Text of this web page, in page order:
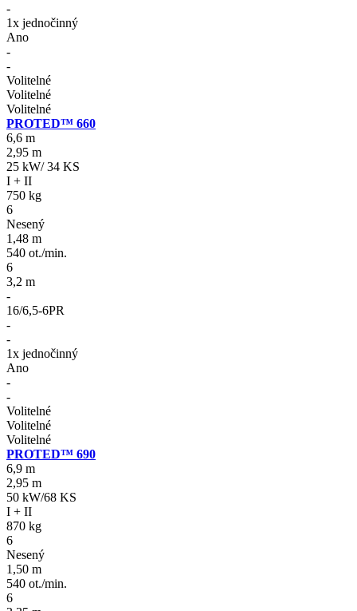
-
1x jednočinný
Ano
-
-
Volitelné
Volitelné
Volitelné
PROTED™ 660
6,6 m
2,95 m
25 kW/ 34 KS
I + II
750 kg
6
Nesený
1,48 m
540 ot./min.
6
3,2 m
-
16/6,5-6PR
-
-
1x jednočinný
Ano
-
-
Volitelné
Volitelné
Volitelné
PROTED™ 690
6,9 m
2,95 m
50 kW/68 KS
I + II
870 kg
6
Nesený
1,50 m
540 ot./min.
6